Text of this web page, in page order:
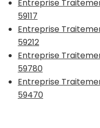
Entreprise
59117
Entreprise
59212
Entreprise
59780
Entreprise
59470